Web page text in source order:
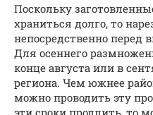
Поскольку
храниться долго, то
непосредственно перед
Для осеннего
конце августа или в
региона. Чем южнее
можно проводить эту
эти сроки продлить, то